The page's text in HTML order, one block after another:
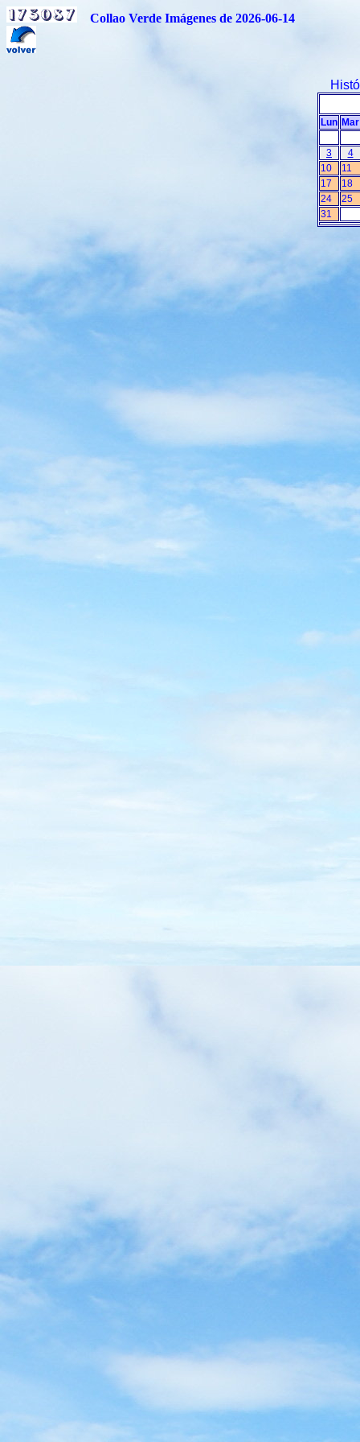
Collao Verde Imágenes de 2026-06-14
Lun Mar
3
4
10
11
17
18
24
25
31